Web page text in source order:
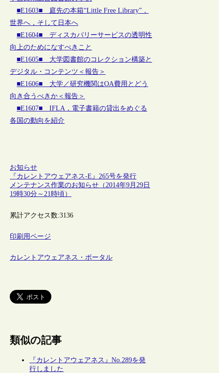
■E1603■ 庭先の本箱“Little Free Library”，
世界へ，そして日本へ
■E1604■ ディスカバリーサービスの透明性
向上のためになすべきこと
■E1605■ 大学図書館のコレクション構築と
デジタル・コンテンツ＜報告＞
■E1606■ 大学／研究機関はOA費用とどう
向き合うべきか＜報告＞
■E1607■ IFLA，電子書籍の貸出をめぐる
各国の動向を紹介
お知らせ
『カレントアウェアネス-E』265号を発行
メンテナンス作業のお知らせ（2014年9月29日
19時30分～21時頃）
累計アクセス数:3136
印刷用ページ
カレントアウェアネス・ポータル
類似の記事
『カレントアウェアネス』No.289を発
行しました